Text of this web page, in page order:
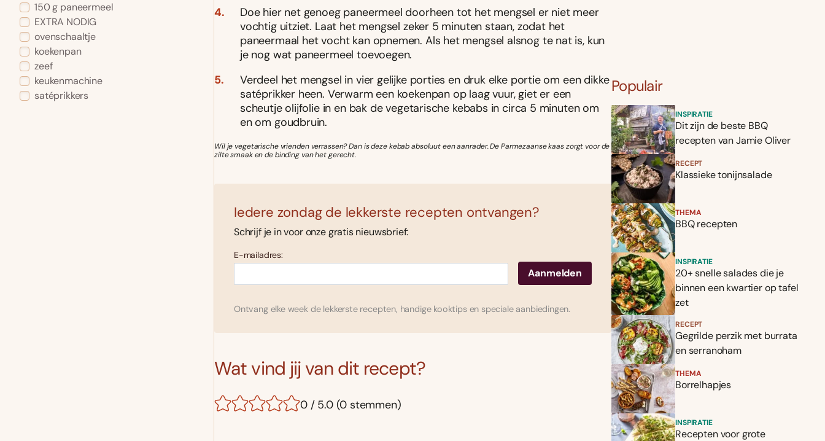
150 g paneermeel
EXTRA NODIG
ovenschaaltje
koekenpan
zeef
keukenmachine
satéprikkers
Doe hier net genoeg paneermeel doorheen tot het mengsel er niet meer
vochtig uitziet. Laat het mengsel zeker 5 minuten staan, zodat het
paneermaal het vocht kan opnemen. Als het mengsel alsnog te nat is, kun
je nog wat paneermeel toevoegen.
Verdeel het mengsel in vier gelijke porties en druk elke portie om een dikke
satéprikker heen. Verwarm een koekenpan op laag vuur, giet er een
scheutje olijfolie in en bak de vegetarische kebabs in circa 5 minuten om
en om goudbruin.
Wil je vegetarische vrienden verrassen? Dan is deze kebab absoluut een aanrader. De Parmezaanse kaas zorgt voor de
zilte smaak en de binding van het gerecht.
Iedere zondag de lekkerste recepten ontvangen?
Schrijf je in voor onze gratis nieuwsbrief:
E-mailadres:
Ontvang elke week de lekkerste recepten, handige kooktips en speciale aanbiedingen.
Wat vind jij van dit recept?
0 / 5.0 (0 stemmen)
Populair
INSPIRATIE
Dit zijn de beste BBQ
recepten van Jamie Oliver
RECEPT
Klassieke tonijnsalade
THEMA
BBQ recepten
INSPIRATIE
20+ snelle salades die je
binnen een kwartier op tafel
zet
RECEPT
Gegrilde perzik met burrata
en serranoham
THEMA
Borrelhapjes
INSPIRATIE
Recepten voor grote